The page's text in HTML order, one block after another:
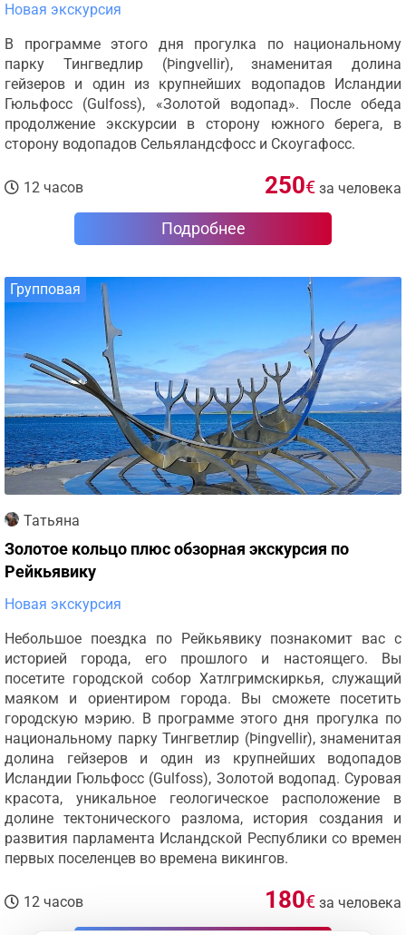
Новая экскурсия
В программе этого дня прогулка по национальному
парку Тингведлир (Þingvellir), знаменитая долина
гейзеров и один из крупнейших водопадов Исландии
Гюльфосс (Gulfoss), «Золотой водопад». После обеда
продолжение экскурсии в сторону южного берега, в
сторону водопадов Сельяландсфосс и Скоугафосс.
12 часов 250€ за человека
Подробнее
Групповая
Татьяна
Золотое кольцо плюс обзорная экскурсия по
Рейкьявику
Новая экскурсия
Небольшое поездка по Рейкьявику познакомит вас с
историей города, его прошлого и настоящего. Вы
посетите городской собор Хатлгримскиркья, служащий
маяком и ориентиром города. Вы сможете посетить
городскую мэрию. В программе этого дня прогулка по
национальному парку Тингветлир (Þingvellir), знаменитая
долина гейзеров и один из крупнейших водопадов
Исландии Гюльфосс (Gulfoss), Золотой водопад. Суровая
красота, уникальное геологическое расположение в
долине тектонического разлома, история создания и
развития парламента Исландской Республики со времен
первых поселенцев во времена викингов.
12 часов 180€ за человека